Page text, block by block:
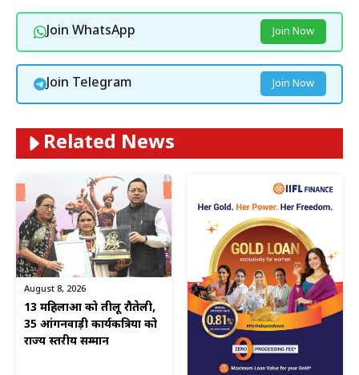
Join WhatsApp Join Now
Join Telegram Join Now
Related News
August 8, 2026
13 महिलाओं को तीलू रौतेली,
35 आंगनवाड़ी कार्यकत्रियों को
राज्य स्तरीय सम्मान